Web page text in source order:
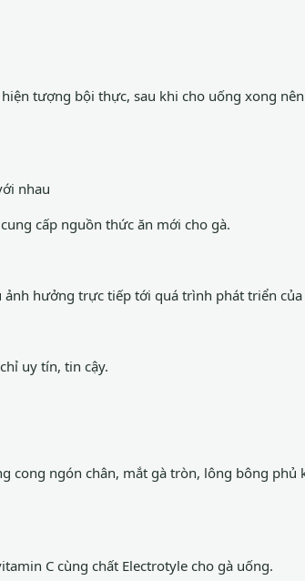
tượng bội thực, sau khi cho uống xong
nhau
cấp nguồn thức ăn mới cho gà.
hưởng trực tiếp tới quá trình phát triển của
uy tín, tin cậy.
cong ngón chân, mắt gà tròn, lông bông phủ
C cùng chất Electrotyle cho gà uống.